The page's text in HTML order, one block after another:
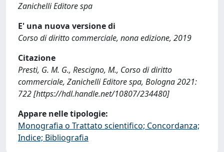
Zanichelli Editore spa
E' una nuova versione di
Corso di diritto commerciale, nona edizione, 2019
Citazione
Presti, G. M. G., Rescigno, M., Corso di diritto
commerciale, Zanichelli Editore spa, Bologna 2021:
722 [https://hdl.handle.net/10807/234480]
Appare nelle tipologie:
Monografia o Trattato scientifico; Concordanza;
Indice; Bibliografia